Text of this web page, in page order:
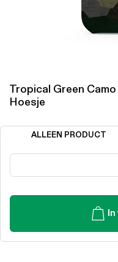
Tropical Green
Hoesje
ALLEEN PRODUCT